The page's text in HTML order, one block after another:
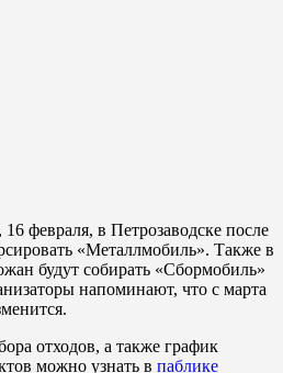
февраля, в Петрозаводске после
«Металлмобиль». Также в
будут собирать «Сбормобиль»
напоминают, что с марта
отходов, а также график
можно узнать в паблике